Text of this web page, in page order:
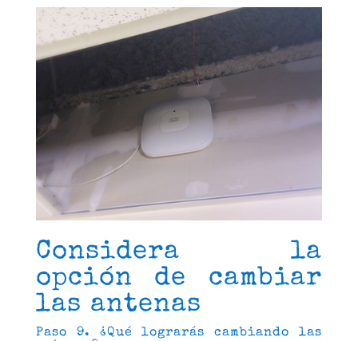
Considera la
opción de cambiar
las antenas
Paso 9. ¿Qué lograrás cambiando las